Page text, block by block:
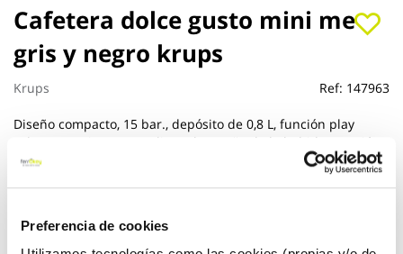
Preferencia de cookies
Cafetera dolce gusto mini me
gris y negro krups
Krups Ref: 147963
Diseño compacto, 15 bar., depósito de 0,8 L, función play
select: permite personalizar el tamaño de la bebida. Función
frio y caliente, modo ECO, color: gris y negro.
86,30 € - 43 %
de
galería
de
imágenes